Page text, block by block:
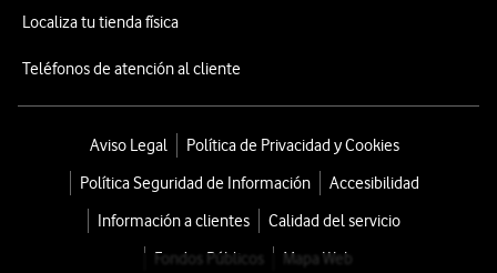
Localiza tu tienda física
Teléfonos de atención al cliente
Aviso Legal
Política de Privacidad y Cookies
Política Seguridad de Información
Accesibilidad
Información a clientes
Calidad del servicio
Fondos Públicos
Mapa Web